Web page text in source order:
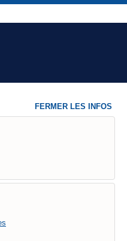
FERMER LES INFOS